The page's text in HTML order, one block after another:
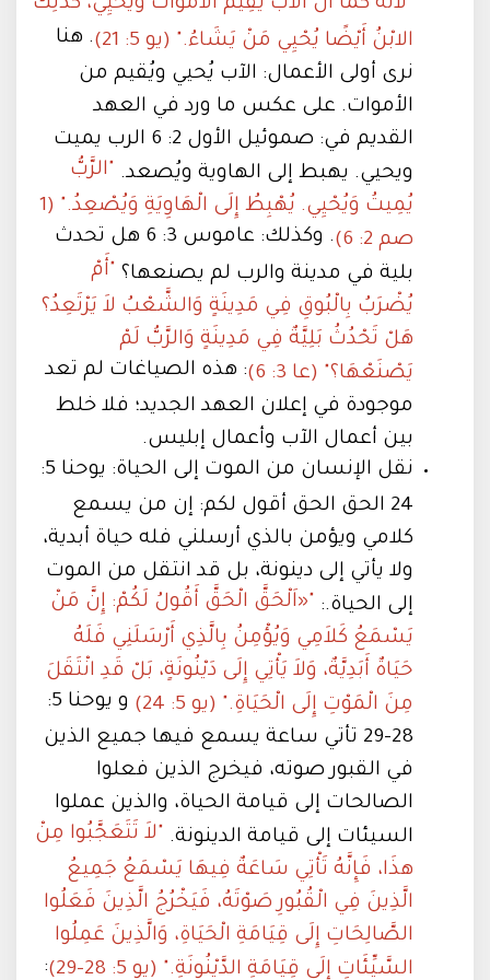
"لأَنَّهُ كَمَا أَنَّ الآبَ يُقِيمُ الأَمْوَاتَ وَيُحْيِي، كَذلِكَ
الابْنُ أَيْضًا يُحْيِي مَنْ يَشَاءُ." (يو 5: 21) . هنا
نرى أولى الأعمال: الآب يُحيي ويُقيم من
الأموات. على عكس ما ورد في العهد
القديم في: صموئيل الأول 2: 6 الرب يميت
ويحيي. يهبط إلى الهاوية ويُصعد.
"الرَّبُّ
يُمِيتُ وَيُحْيِي. يُهْبِطُ إِلَى الْهَاوِيَةِ وَيُصْعِدُ." (1
صم 2: 6)
. وكذلك: عاموس 3: 6 هل تحدث
بلية في مدينة والرب لم يصنعها؟ "أَمْ
يُضْرَبُ بِالْبُوقِ فِي مَدِينَةٍ وَالشَّعْبُ لاَ يَرْتَعِدُ؟
هَلْ تَحْدُثُ بَلِيَّةٌ فِي مَدِينَةٍ وَالرَّبُّ لَمْ
يَصْنَعْهَا؟" (عا 3: 6)
: هذه الصياغات لم تعد
موجودة في إعلان العهد الجديد؛ فلا خلط
بين أعمال الآب وأعمال إبليس.
نقل الإنسان من الموت إلى الحياة: يوحنا 5:
24 الحق الحق أقول لكم: إن من يسمع
كلامي ويؤمن بالذي أرسلني فله حياة أبدية،
ولا يأتي إلى دينونة، بل قد انتقل من الموت
إلى الحياة.: "«اَلْحَقَّ الْحَقَّ أَقُولُ لَكُمْ: إِنَّ مَنْ
يَسْمَعُ كَلاَمِي وَيُؤْمِنُ بِالَّذِي أَرْسَلَنِي فَلَهُ
حَيَاةٌ أَبَدِيَّةٌ، وَلاَ يَأْتِي إِلَى دَيْنُونَةٍ، بَلْ قَدِ انْتَقَلَ
مِنَ الْمَوْتِ إِلَى الْحَيَاةِ." (يو 5: 24)
و يوحنا 5:
28-29 تأتي ساعة يسمع فيها جميع الذين
في القبور صوته، فيخرج الذين فعلوا
الصالحات إلى قيامة الحياة، والذين عملوا
السيئات إلى قيامة الدينونة.
"لاَ تَتَعَجَّبُوا مِنْ
هذَا، فَإِنَّهُ تَأْتِي سَاعَةٌ فِيهَا يَسْمَعُ جَمِيعُ
الَّذِينَ فِي الْقُبُورِ صَوْتَهُ، فَيَخْرُجُ الَّذِينَ فَعَلُوا
الصَّالِحَاتِ إِلَى قِيَامَةِ الْحَيَاةِ، وَالَّذِينَ عَمِلُوا
السَّيِّئَاتِ إِلَى قِيَامَةِ الدَّيْنُونَةِ." (يو 5: 28-29)
: